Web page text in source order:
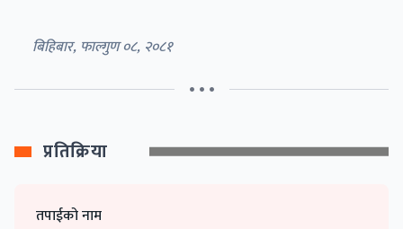
बिहिबार, फाल्गुण ०८, २०८१
• • •
प्रतिक्रिया
तपाईको नाम